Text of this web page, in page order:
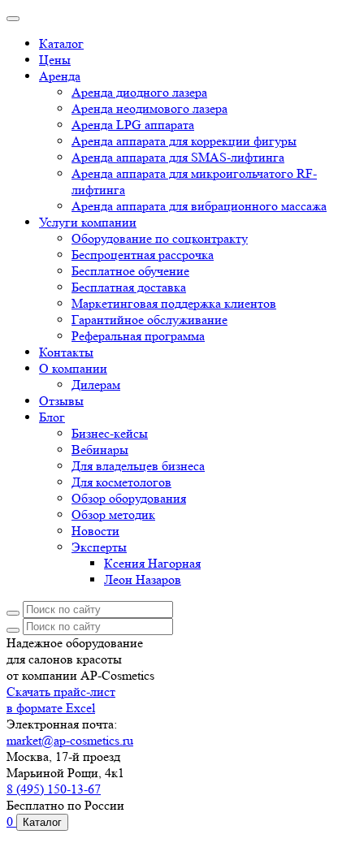
Каталог
Цены
Аренда
Аренда диодного лазера
Аренда неодимового лазера
Аренда LPG аппарата
Аренда аппарата для коррекции фигуры
Аренда аппарата для SMAS-лифтинга
Аренда аппарата для микроигольчатого RF-
лифтинга
Аренда аппарата для вибрационного массажа
Услуги компании
Оборудование по соцконтракту
Беспроцентная рассрочка
Бесплатное обучение
Бесплатная доставка
Маркетинговая поддержка клиентов
Гарантийное обслуживание
Реферальная программа
Контакты
О компании
Дилерам
Отзывы
Блог
Бизнес-кейсы
Вебинары
Для владельцев бизнеса
Для косметологов
Обзор оборудования
Обзор методик
Новости
Эксперты
Ксения Нагорная
Леон Назаров
Надежное оборудование
для салонов красоты
от компании AP-Cosmetics
Скачать прайс-лист
в формате Excel
Электронная почта:
market@ap-cosmetics.ru
Москва, 17-й проезд
Марьиной Рощи, 4к1
8 (495) 150-13-67
Бесплатно по России
0
Каталог